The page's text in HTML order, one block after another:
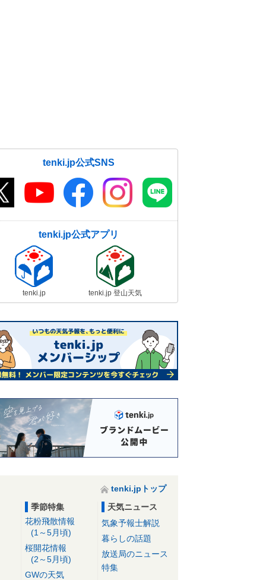
tenki.jp公式SNS
tenki.jp公式アプリ
tenki.jp tenki.jp 登山天気
tenki.jpトップ
季節特集
花粉飛散情報
(1～5月頃)
桜開花情報
(2～5月頃)
GWの天気
天気ニュース
気象予報士解説
暮らしの話題
放送局のニュース
特集